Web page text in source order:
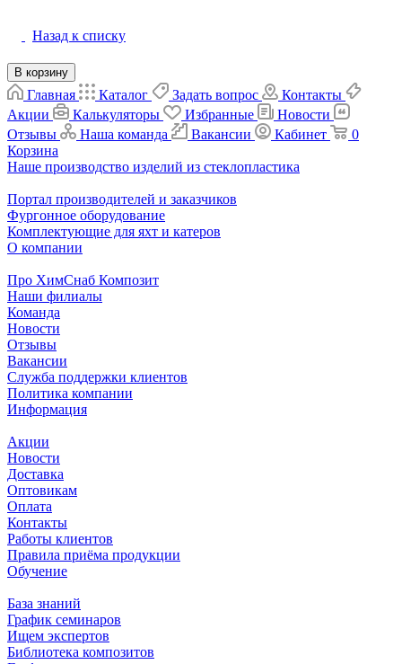
Назад к списку
В корзину
Главная Каталог Задать вопрос
Контакты
Акции
Калькуляторы Избранные
Новости
Отзывы
Наша команда Вакансии Кабинет
0
Корзина
Наше производство изделий из стеклопластика
Портал производителей и заказчиков
Фургонное оборудование
Комплектующие для яхт и катеров
О компании
Про ХимСнаб Композит
Наши филиалы
Команда
Новости
Отзывы
Вакансии
Служба поддержки клиентов
Политика компании
Информация
Акции
Новости
Доставка
Оптовикам
Оплата
Контакты
Работы клиентов
Правила приёма продукции
Обучение
База знаний
График семинаров
Ищем экспертов
Библиотека композитов